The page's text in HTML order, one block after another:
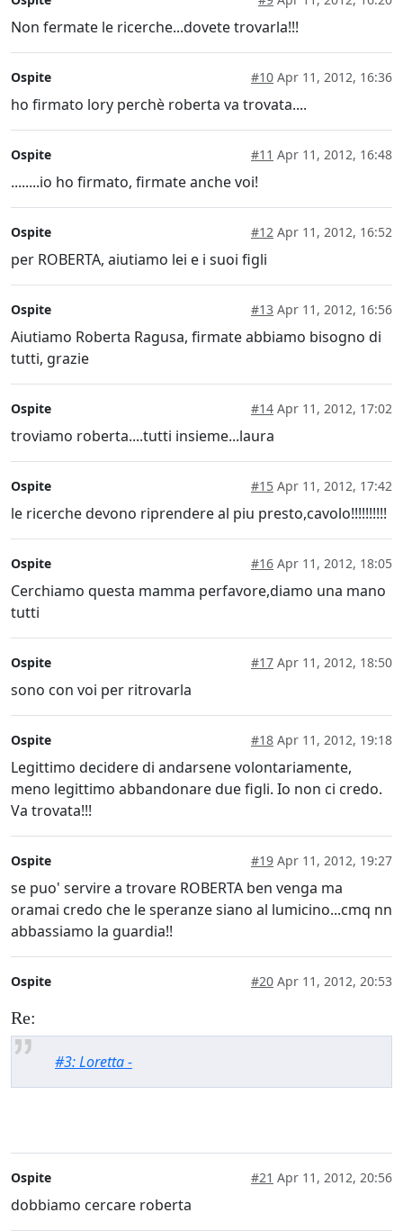
Non fermate le ricerche...dovete trovarla!!!
Ospite #10 Apr 11, 2012, 16:36
ho firmato lory perchè roberta va trovata....
Ospite #11 Apr 11, 2012, 16:48
........io ho firmato, firmate anche voi!
Ospite #12 Apr 11, 2012, 16:52
per ROBERTA, aiutiamo lei e i suoi figli
Ospite #13 Apr 11, 2012, 16:56
Aiutiamo Roberta Ragusa, firmate abbiamo bisogno di
tutti, grazie
Ospite #14 Apr 11, 2012, 17:02
troviamo roberta....tutti insieme...laura
Ospite #15 Apr 11, 2012, 17:42
le ricerche devono riprendere al piu presto,cavolo!!!!!!!!!!
Ospite #16 Apr 11, 2012, 18:05
Cerchiamo questa mamma perfavore,diamo una mano
tutti
Ospite #17 Apr 11, 2012, 18:50
sono con voi per ritrovarla
Ospite #18 Apr 11, 2012, 19:18
Legittimo decidere di andarsene volontariamente,
meno legittimo abbandonare due figli. Io non ci credo.
Va trovata!!!
Ospite #19 Apr 11, 2012, 19:27
se puo' servire a trovare ROBERTA ben venga ma
oramai credo che le speranze siano al lumicino...cmq nn
abbassiamo la guardia!!
Ospite #20 Apr 11, 2012, 20:53
Re:
#3: Loretta -
Ospite #21 Apr 11, 2012, 20:56
dobbiamo cercare roberta